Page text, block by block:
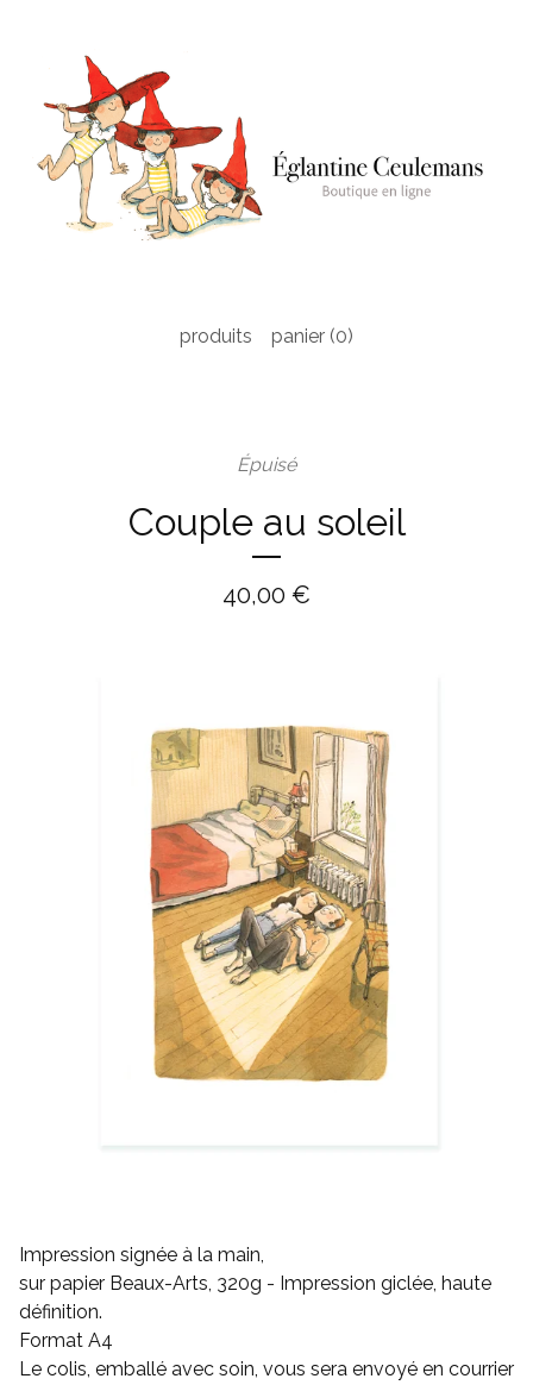
produits panier (0)
Épuisé
Couple au soleil
40,00 €
Impression signée à la main,
sur papier Beaux-Arts, 320g - Impression giclée, haute
définition.
Format A4
Le colis, emballé avec soin, vous sera envoyé en courrier